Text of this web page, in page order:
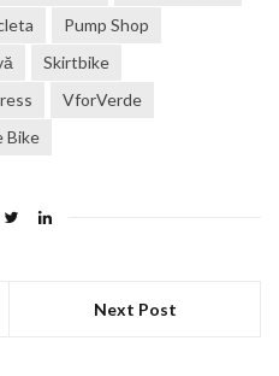
Pump Shop
Skirtbike
VforVerde
Bike
Next Post